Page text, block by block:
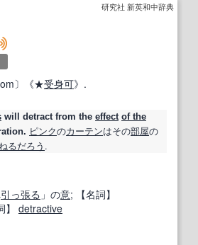
研究社 新英和中辞典
〕《★受身可》.
will detractfrom the effect of the
ピンクのカーテンはその部屋の
るだろう .
引っ張る 」の意;
【名詞】
detractive